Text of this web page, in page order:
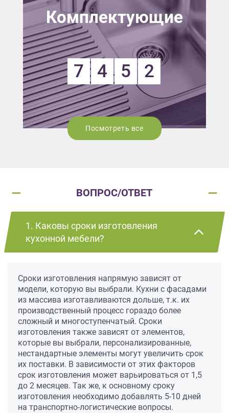
Комплектующие
7 4 5 2
Посмотреть все
ВОПРОС/ОТВЕТ
1. Каковы сроки изготовления
кухонной мебели?
Сроки изготовления напрямую зависят от
модели, которую вы выбрали. Кухни с фасадами
из массива изготавливаются дольше, т.к. их
производственный процесс гораздо более
сложный и многоступенчатый. Сроки
изготовления также зависят от элементов,
которые вы выбрали, персонализированные,
нестандартные элементы могут увеличить срок
их поставки. В зависимости от этих факторов
срок изготовления может варьироваться от 1,5
до 2 месяцев. Так же, к основному сроку
изготовления необходимо добавлять 5-10 дней
на транспортно-логистические вопросы.